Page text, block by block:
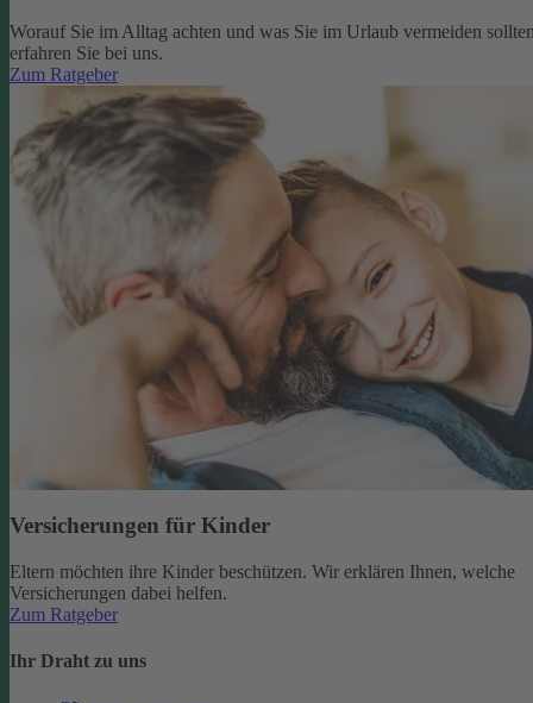
Worauf Sie im Alltag achten und was Sie im Urlaub vermeiden
erfahren Sie bei uns.
Zum Ratgeber
Versicherungen für Kinder
Eltern möchten ihre Kinder beschützen. Wir erklären Ihnen, welche
Versicherungen dabei helfen.
Zum Ratgeber
Ihr Draht zu uns